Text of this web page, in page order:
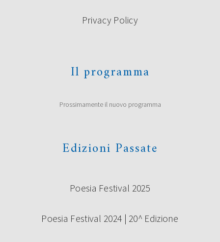
PREMIO UNDER 35 “TERRE DI
Marco Bini, Roberto Galaverni, Guido Mattia Gallerani,
Donata Ghermandi, Emilio Rentocchini, Marco Santagata
poesia Under 35 “Terre di Castelli” 2019, prima edizione:
Privacy Policy
Il programma
Prossimamente il nuovo programma
Edizioni Passate
Poesia Festival 2025
Poesia Festival 2024 | 20^ Edizione